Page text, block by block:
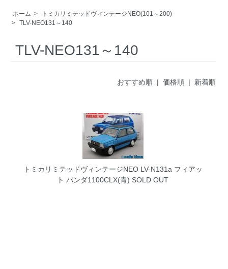
ホーム >
トミカリミテッドヴィンテージNEO(101～200)
> TLV-NEO131～140
TLV-NEO131～140
おすすめ順 | 価格順| 新着順
トミカリミテッドヴィンテージNEO LV-N131a フィアッ
ト パンダ1100CLX(青) SOLD OUT